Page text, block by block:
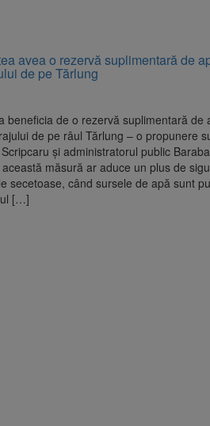
pentru Iluminat cere reducerea
DN1E Brașov – Poiana Brașov după un
fiscală de peste 330.000 de lei, clasat
deveni Ziua Europeană de
avea o rezervă suplimentară de
de pe Tărlung
beneficia de o rezervă suplimentară de
de pe râul Tărlung – o propunere
și administratorul public
măsură ar aduce un plus de
secetoase, când sursele de apă sunt
[…]